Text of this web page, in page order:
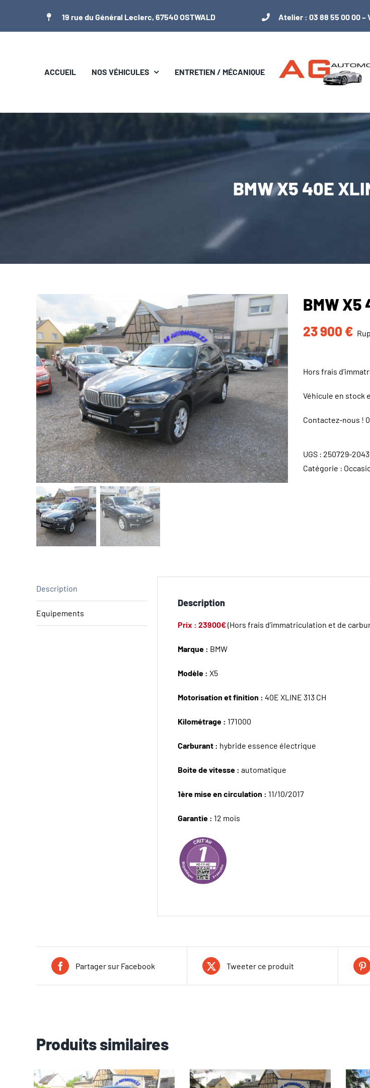
contenu
19 rue du Général Leclerc, 67540 OSTWALD Atelier : 03 88 55 00 00–
ACCUEIL NOS VÉHICULES ENTRETIEN / MÉCANIQUE
BMW X5 40E
BMW X5
23 900 €
Hors frais
Véhicule en stock
Contactez-nous !
UGS : 250729-
Catégorie :
Description
Equipements
Description
Prix : 23900€(Hors frais d’immatriculation et de
Marque : BMW
Modèle : X5
Motorisation et finition : 40E XLINE 313 CH
Kilométrage : 171000
Carburant : hybride essence électrique
Boite de vitesse : automatique
1ère mise en circulation : 11/10/2017
Garantie : 12 mois
Partager sur Facebook Tweeter ce produit
Produits similaires